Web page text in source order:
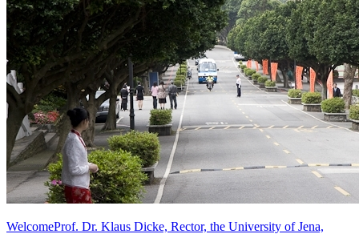
WelcomeProf. Dr. Klaus Dicke, Rector, the University of Jena,